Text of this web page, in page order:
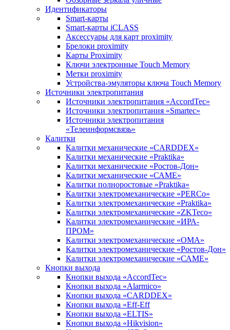
Идентификаторы
Smart-карты
Smart-карты iCLASS
Аксессуары для карт proximitу
Брелоки proximity
Карты Proximity
Ключи электронные Touch Memory
Метки proximity
Устройства-эмуляторы ключа Touch Memory
Источники электропитания
Источники электропитания «AccordTec»
Источники электропитания «Smartec»
Источники электропитания
«Телеинформсвязь»
Калитки
Калитки механические «CARDDEX»
Калитки механические «Praktika»
Калитки механические «Ростов-Дон»
Калитки механические «САМЕ»
Калитки полноростовые «Praktika»
Калитки электромеханические «PERCo»
Калитки электромеханические «Praktika»
Калитки электромеханические «ZKTeco»
Калитки электромеханические «ИРА-
ПРОМ»
Калитки электромеханические «ОМА»
Калитки электромеханические «Ростов-Дон»
Калитки электромеханические «САМЕ»
Кнопки выхода
Кнопки выхода «AccordTec»
Кнопки выхода «Alarmico»
Кнопки выхода «CARDDEX»
Кнопки выхода «Eff-Eff
Кнопки выхода «ELTIS»
Кнопки выхода «Hikvision»